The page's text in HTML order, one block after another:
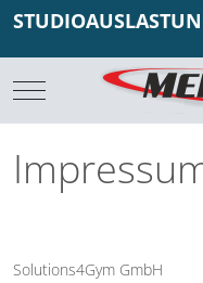
Mobile Menu Toggle
Solutions4Gym GmbH